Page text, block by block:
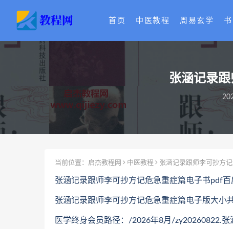
首页 中医教程 周易玄学
张涵记录
当前位置： 启杰教程网 中医教程 张涵记录跟师李可抄方
张涵记录跟师李可抄方记危急重症篇电子书pdf
张涵记录跟师李可抄方记危急重症篇电子版大小
医学终身会员路径：/2026年8月/zy20260822.